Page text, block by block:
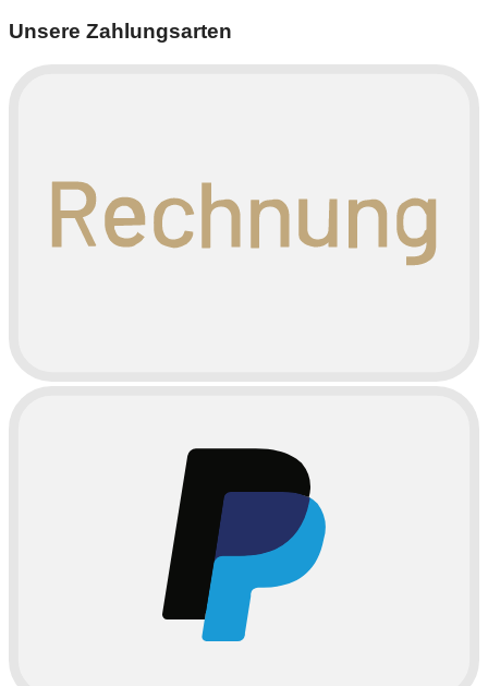
Unsere Zahlungsarten